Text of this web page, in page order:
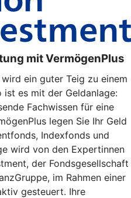
mit VermögenPlus
ein guter Teig zu einem
ist es mit der Geldanlage:
Fachwissen für eine
legen Sie Ihr Geld
Indexfonds und
wird von den Expertinnen
der Fondsgesellschaft
im Rahmen einer
gesteuert. Ihre